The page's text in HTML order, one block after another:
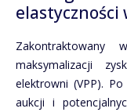
elastyczności
Zakontraktowany
maksymalizacji
elektrowni (VPP).
aukcji i